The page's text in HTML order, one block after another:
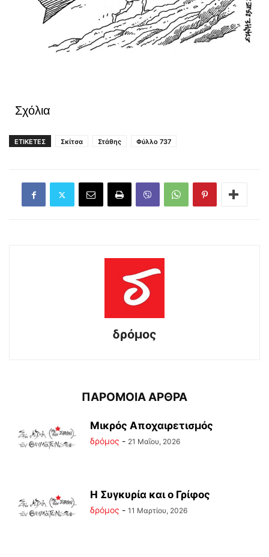
Σχόλια
ΕΤΙΚΕΤΕΣ Σκίτσα Στάθης Φύλλο 737
δρόμος
ΠΑΡΟΜΟΙΑ ΑΡΘΡΑ
Μικρός Αποχαιρετισμός
δρόμος - 21 Μαΐου, 2026
Η Συγκυρία και ο Γρίφος
δρόμος - 11 Μαρτίου, 2026